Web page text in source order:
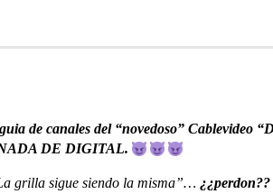
de canales del “novedoso” Cablevideo
DE DIGITAL.
grilla sigue siendo la misma”…